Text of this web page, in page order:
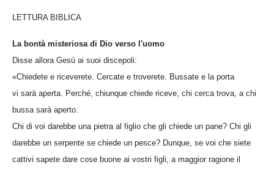
LETTURA BIBLICA
La bontà misteriosa di Dio verso l'uomo
Disse allora Gesù ai suoi discepoli:
«Chiedete e riceverete. Cercate e troverete. Bussate e la porta
vi sarà aperta. Perché, chiunque chiede riceve, chi cerca trova, a chi
bussa sarà aperto.
Chi di voi darebbe una pietra al figlio che gli chiede un pane? Chi gli
darebbe un serpente se chiede un pesce? Dunque, se voi che siete
cattivi sapete dare cose buone ai vostri figli, a maggior ragione il